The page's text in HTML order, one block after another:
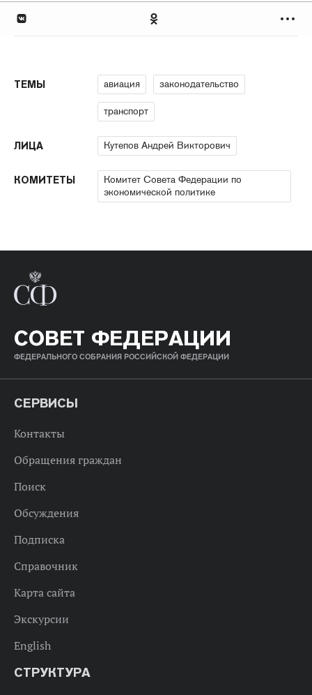
ТЕМЫ авиация законодательство
транспорт
ЛИЦА Кутепов Андрей Викторович
КОМИТЕТЫ
Комитет Совета Федерации по
экономической политике
СОВЕТ ФЕДЕРАЦИИ
ФЕДЕРАЛЬНОГО СОБРАНИЯ РОССИЙСКОЙ ФЕДЕРАЦИИ
СЕРВИСЫ
Контакты
Обращения граждан
Поиск
Обсуждения
Подписка
Справочник
Карта сайта
Экскурсии
English
СТРУКТУРА